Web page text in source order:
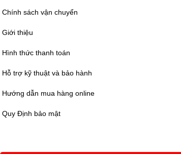
Chính sách vận chuyển
Giới thiệu
Hình thức thanh toán
Hỗ trợ kỹ thuật và bảo hành
Hướng dẫn mua hàng online
Quy Định bảo mật